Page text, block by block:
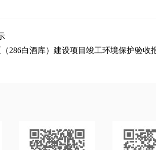
286白酒库）建设项目竣工环境保护验收